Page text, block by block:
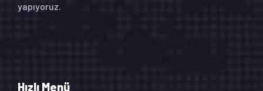
yapıyoruz.
Hızlı Menü